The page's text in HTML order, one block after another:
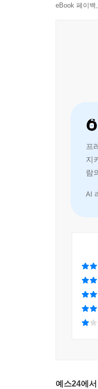
차마 내치
우정을 나
이들에겐
eBook 페이
프
지
람
AI
예스24에